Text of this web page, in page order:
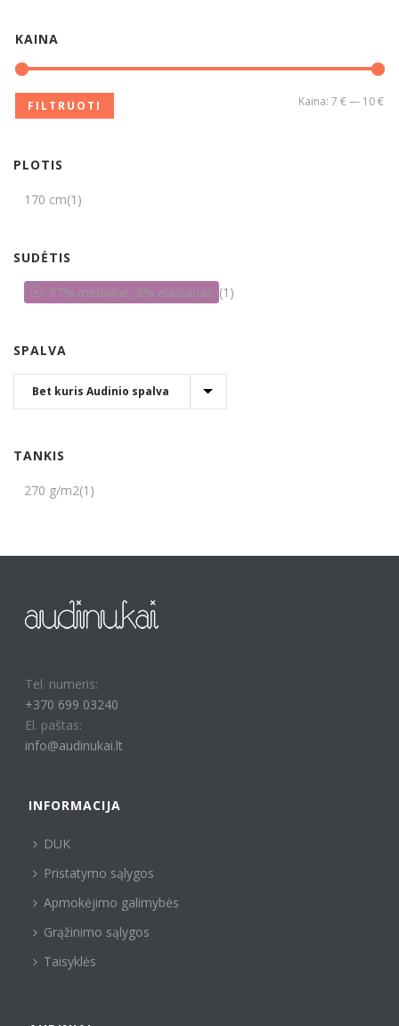
KAINA
FILTRUOTI Kaina: 7 €— 10 €
PLOTIS
170 cm(1)
SUDĖTIS
97% medvilnė, 3% elastanas (1)
SPALVA
TANKIS
270 g/m2(1)
Tel. numeris:
+370 699 03240
El. paštas:
info@audinukai.lt
INFORMACIJA
DUK
Pristatymo sąlygos
Apmokėjimo galimybės
Grąžinimo sąlygos
Taisyklės